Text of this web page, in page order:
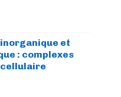
et
: complexes